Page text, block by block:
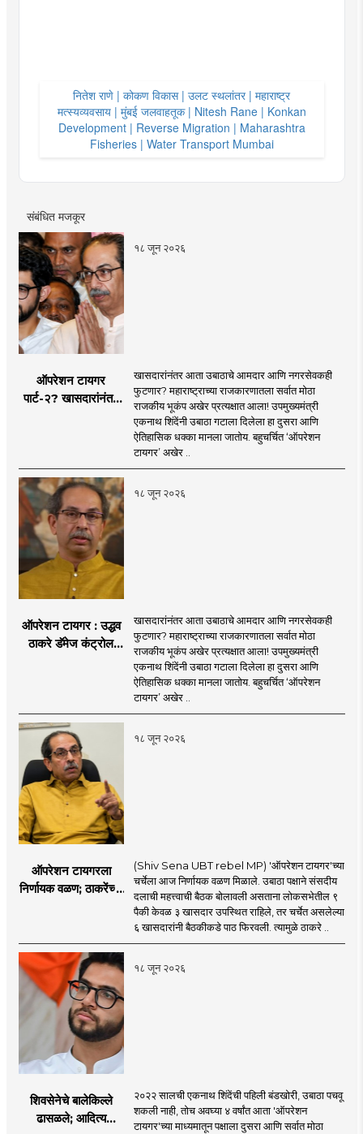
नितेश राणे | कोकण विकास | उलट स्थलांतर | महाराष्ट्र
मत्स्यव्यवसाय | मुंबई जलवाहतूक | Nitesh Rane | Konkan
Development | Reverse Migration | Maharashtra
Fisheries | Water Transport Mumbai
संबंधित मजकूर
१८ जून २०२६
ऑपरेशन टायगर
पार्ट-२? खासदारांनंतर
खासदारांनंतर आता उबाठाचे आमदार आणि नगरसेवकही
फुटणार? महाराष्ट्राच्या राजकारणातला सर्वात मोठा
राजकीय भूकंप अखेर प्रत्यक्षात आला! उपमुख्यमंत्री
एकनाथ शिंदेंनी उबाठा गटाला दिलेला हा दुसरा आणि
ऐतिहासिक धक्का मानला जातोय. बहुचर्चित ‘ऑपरेशन
टायगर’ अखेर ..
१८ जून २०२६
ऑपरेशन टायगर : उद्धव
ठाकरे डॅमेज कंट्रोल
शिंदेंकडे जाण्याच्या चर्चा
सुरू
खासदारांनंतर आता उबाठाचे आमदार आणि नगरसेवकही
फुटणार? महाराष्ट्राच्या राजकारणातला सर्वात मोठा
राजकीय भूकंप अखेर प्रत्यक्षात आला! उपमुख्यमंत्री
एकनाथ शिंदेंनी उबाठा गटाला दिलेला हा दुसरा आणि
ऐतिहासिक धक्का मानला जातोय. बहुचर्चित ‘ऑपरेशन
टायगर’ अखेर ..
१८ जून २०२६
ऑपरेशन टायगरला
निर्णायक वळण; ठाकरेंच्या
विलीन होण्याचा प्रस्ताव?
(Shiv Sena UBT rebel MP) 'ऑपरेशन टायगर'च्या
चर्चेला आज निर्णायक वळण मिळाले. उबाठा पक्षाने संसदीय
दलाची महत्त्वाची बैठक बोलावली असताना लोकसभेतील ९
पैकी केवळ ३ खासदार उपस्थित राहिले, तर चर्चेत असलेल्या
६ खासदारांनी बैठकीकडे पाठ फिरवली. त्यामुळे ठाकरे ..
१८ जून २०२६
शिवसेनेचे बालेकिल्ले
ढासळले; आदित्य
२०२२ सालची एकनाथ शिंदेंची पहिली बंडखोरी, उबाठा पचवू
शकली नाही, तोच अवघ्या ४ वर्षांत आता 'ऑपरेशन
टायगर'च्या माध्यमातून पक्षाला दुसरा आणि सर्वात मोठा